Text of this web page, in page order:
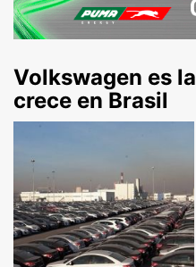
Volkswagen es
crece en Brasil